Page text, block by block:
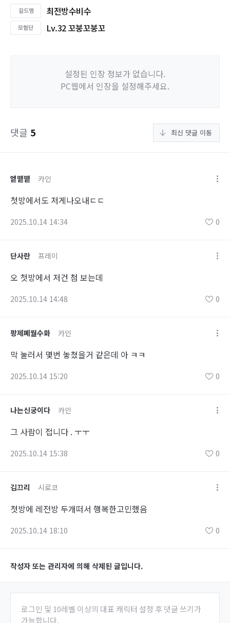
최전방수비수
Lv.32 꼬붕꼬붕꼬
설정된 인장 정보가 없습니다.
PC웹에서 인장을 설정해주세요.
댓글 5 최신 댓글 이동
엩똍똍 카인
첫방에서도 저게나오내ㄷㄷ
2025.10.14 14:34 0
단사란 프레이
오 첫방에서 저건 첨 보는데
2025.10.14 14:48 0
팡제폐월수화 카인
막 눌러서 몇번 놓쳤을거 같은데 아 ㅋㅋ
2025.10.14 15:20 0
나는신궁이다 카인
그 사람이 접니다 . ㅜㅜ
2025.10.14 15:38 0
김끄리 시로코
첫방에 레전방 두개떠서 행복한고민했음
2025.10.14 18:10 0
작성자 또는 관리자에 의해 삭제된 글입니다.
로그인 및 10레벨 이상의 대표 캐릭터 설정 후 댓글 쓰기가
가능합니다.